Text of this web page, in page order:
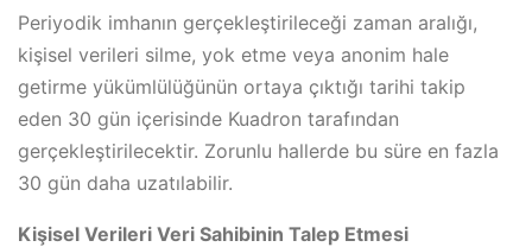
Periyodik imhanın gerçekleştirileceği zaman aralığı,
kişisel verileri silme, yok etme veya anonim hale
getirme yükümlülüğünün ortaya çıktığı tarihi takip
eden 30 gün içerisinde Kuadron tarafından
gerçekleştirilecektir. Zorunlu hallerde bu süre en fazla
30 gün daha uzatılabilir.
Kişisel Verileri Veri Sahibinin Talep Etmesi